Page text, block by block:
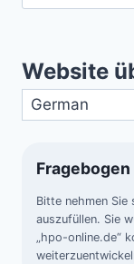
Website
Bitte nehmen
auszufüllen. Sie
„hpo-online.de“